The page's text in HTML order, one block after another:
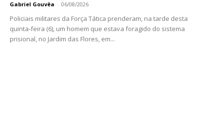
Gabriel Gouvêa - 06/08/2026
Policiais militares da Força Tática prenderam, na tarde desta
quinta-feira (6), um homem que estava foragido do sistema
prisional, no Jardim das Flores, em...